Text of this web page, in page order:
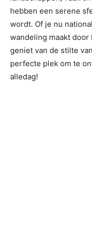
hebben een serene
wordt. Of je nu
wandeling maakt
geniet van de stilte
perfecte plek om te
alledag!